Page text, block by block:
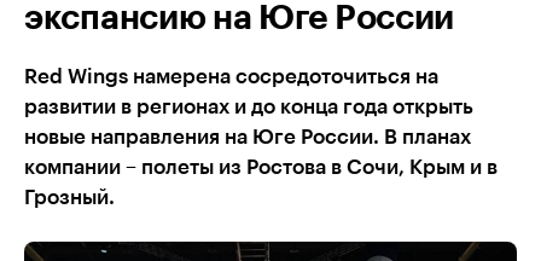
экспансию на Юге России
Red Wings намерена сосредоточиться на
развитии в регионах и до конца года открыть
новые направления на Юге России. В планах
компании – полеты из Ростова в Сочи, Крым и в
Грозный.